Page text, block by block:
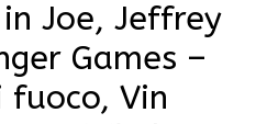
Joe, Jeffrey
Games –
fuoco, Vin